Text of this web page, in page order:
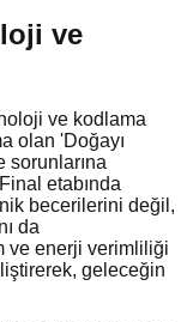
ve
ve kodlama
olan 'Doğayı
sorunlarına
etabında
becerilerini değil,
da
ve enerji verimliliği
geleceğin